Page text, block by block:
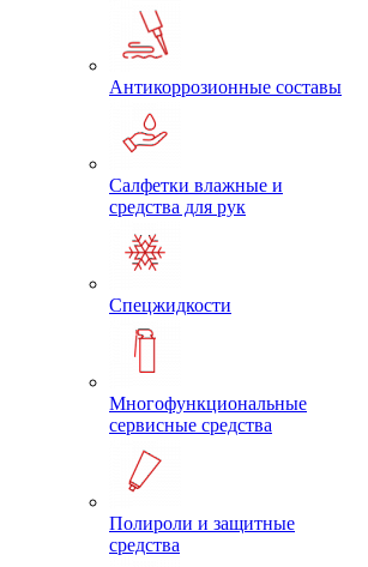
Антикоррозионные составы
Салфетки влажные и
средства для рук
Спецжидкости
Многофункциональные
сервисные средства
Полироли и защитные
средства